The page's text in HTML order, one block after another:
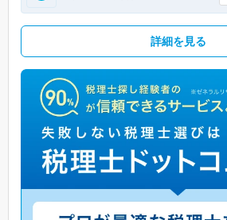
詳細を見る